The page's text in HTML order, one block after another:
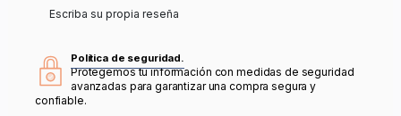
Escriba su propia reseña
Política de seguridad.
Protegemos tu información con medidas de seguridad
avanzadas para garantizar una compra segura y
confiable.